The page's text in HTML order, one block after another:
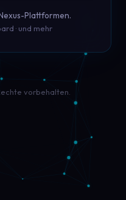
Plattformen.
· und mehr
vorbehalten.